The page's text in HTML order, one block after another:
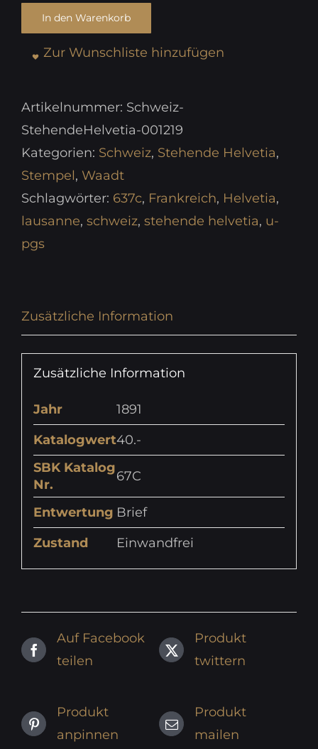
In den Warenkorb
Zur Wunschliste hinzufügen
Artikelnummer: Schweiz-
StehendeHelvetia-001219
Kategorien: Schweiz, Stehende Helvetia,
Stempel, Waadt
Schlagwörter: 637c, Frankreich, Helvetia,
lausanne, schweiz, stehende helvetia, u-
pgs
Zusätzliche Information
Zusätzliche Information
Jahr
1891
Katalogwert40.-
SBK Katalog
Nr.
67C
Entwertung Brief
Zustand
Einwandfrei
Auf Facebook
teilen
Produkt
twittern
Produkt
anpinnen
Produkt
mailen